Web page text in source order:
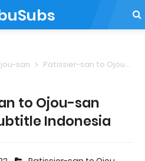
san Patissier-san to Ojou-san (2022) - 02 Subtitle Indonesia
to Ojou-san
Indonesia